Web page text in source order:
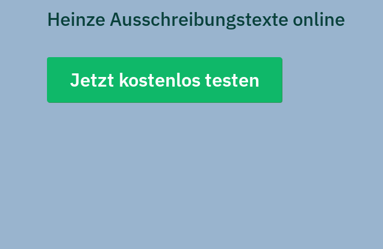
Heinze Ausschreibungstexte online
Jetzt kostenlos testen